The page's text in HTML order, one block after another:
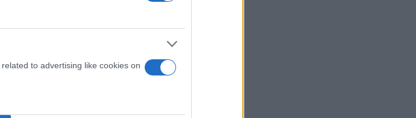
to advertising like cookies on
της λογαριασμό στο instagram
τους φίλους του, την